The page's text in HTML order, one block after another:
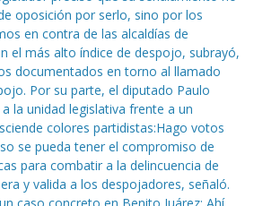
oposición por serlo, sino por los
en contra de las alcaldías de
el más alto índice de despojo, subrayó,
documentados en torno al llamado
Por su parte, el diputado Paulo
la unidad legislativa frente a un
colores partidistas:Hago votos
se pueda tener el compromiso de
para combatir a la delincuencia de
y valida a los despojadores, señaló.
caso concreto en Benito Juárez: Ahí